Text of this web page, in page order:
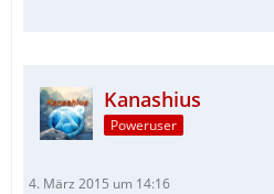
Kanashius
Poweruser
4. März 2015 um 14:16